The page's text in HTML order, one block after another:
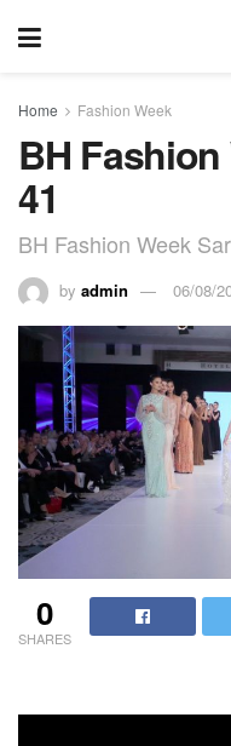
Home Fashion Week
BH Fashion
41
BH Fashion Week
by admin 06/08/
0
SHARES